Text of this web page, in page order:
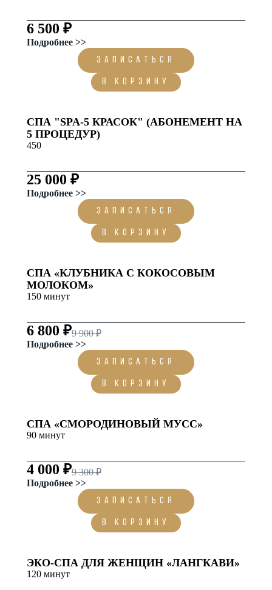
6 500 ₽
Подробнее >>
ЗАПИСАТЬСЯ
В корзину
СПА "SPA-5 КРАСОК" (АБОНЕМЕНТ НА
5 ПРОЦЕДУР)
450
25 000 ₽
Подробнее >>
ЗАПИСАТЬСЯ
В корзину
СПА «КЛУБНИКА С КОКОСОВЫМ
МОЛОКОМ»
150 минут
6 800 ₽9 900 ₽
Подробнее >>
ЗАПИСАТЬСЯ
В корзину
СПА «СМОРОДИНОВЫЙ МУСС»
90 минут
4 000 ₽9 300 ₽
Подробнее >>
ЗАПИСАТЬСЯ
В корзину
ЭКО-СПА ДЛЯ ЖЕНЩИН «ЛАНГКАВИ»
120 минут